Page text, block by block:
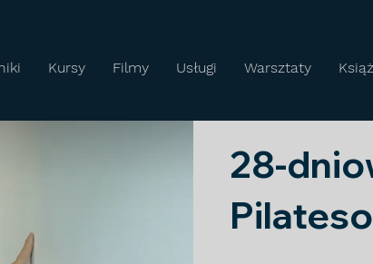
Kursy Filmy Usługi Warsztaty
28-